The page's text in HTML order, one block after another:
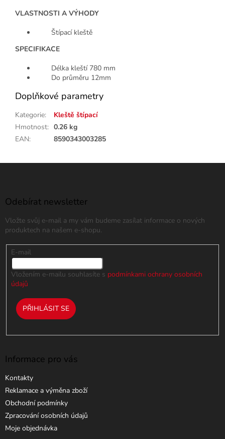
VLASTNOSTI A VÝHODY
Štípací kleště
SPECIFIKACE
Délka kleští 780 mm
Do průměru 12mm
Doplňkové parametry
Kategorie:
Kleště štípací
Hmotnost: 0.26 kg
EAN: 8590343003285
Odebírat newsletter
Vložte svůj e-mail a my vám budeme zasílat informace o nových
produktech na našem e-shopu.
E-mail
Vložením e-mailu souhlasíte s podmínkami ochrany osobních
údajů
PŘIHLÁSIT SE
Informace pro vás
Kontakty
Reklamace a výměna zboží
Obchodní podmínky
Zpracování osobních údajů
Moje objednávka